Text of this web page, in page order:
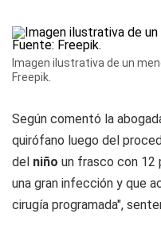
Imagen ilustrativa de un
Freepik.
Según comentó la
quirófano luego del
del niño un frasco con 12
una gran infección y que
cirugía programada",